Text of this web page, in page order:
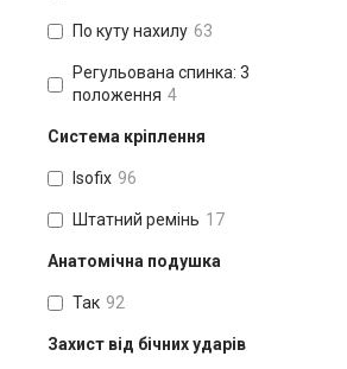
По куту нахилу 63
Регульована спинка: 3
положення 4
Система кріплення
Isofix 96
Штатний ремінь 17
Анатомічна подушка
Так 92
Захист від бічних ударів